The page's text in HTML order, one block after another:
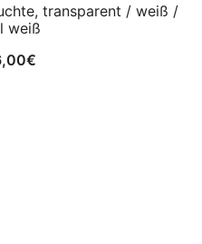
transparent / weiß /
weiß
€